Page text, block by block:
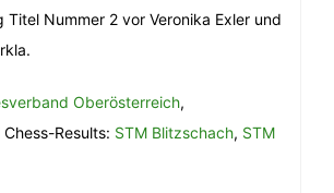
Titel Nummer 2 vor Veronika Exler und
Oberösterreich,
Results: STM Blitzschach, STM